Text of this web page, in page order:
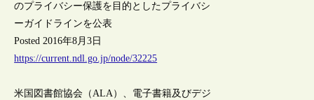
のプライバシー保護を目的としたプライバシ
ーガイドラインを公表
Posted 2016年8月3日
https://current.ndl.go.jp/node/32225
米国図書館協会（ALA）、電子書籍及びデジ